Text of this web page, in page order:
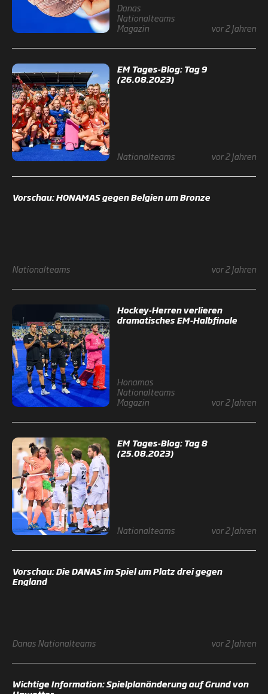
Danas
Nationalteams
Magazin
vor 2 Jahren
EM Tages-Blog: Tag 9
(26.08.2023)
Nationalteams vor 2 Jahren
Vorschau: HONAMAS gegen Belgien um Bronze
Nationalteams vor 2 Jahren
Hockey-Herren verlieren
dramatisches EM-Halbfinale
Honamas
Nationalteams
Magazin
vor 2 Jahren
EM Tages-Blog: Tag 8
(25.08.2023)
Nationalteams vor 2 Jahren
Vorschau: Die DANAS im Spiel um Platz drei gegen
England
DanasNationalteams vor 2 Jahren
Wichtige Information: Spielplanänderung auf Grund von